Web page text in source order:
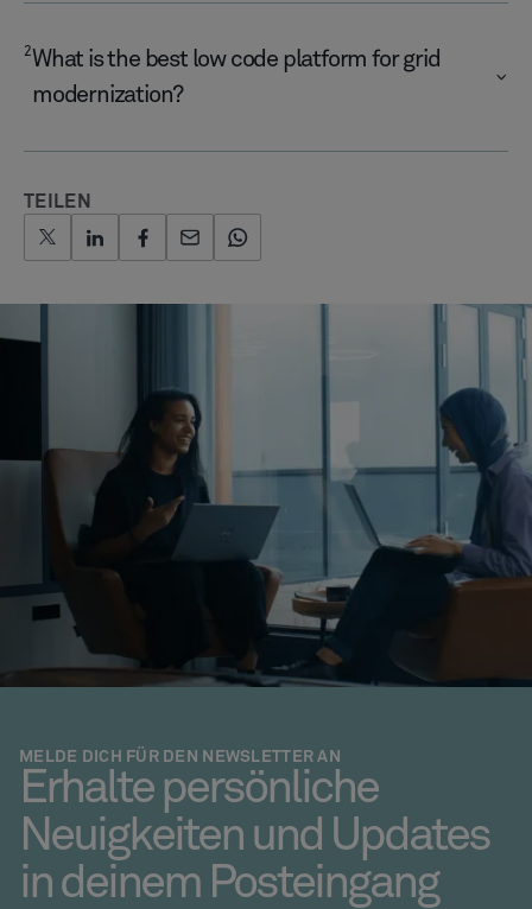
2What is the best low code platform for grid
modernization?
TEILEN
MELDE DICH FÜR DEN NEWSLETTER AN
Erhalte persönliche
Neuigkeiten und Updates
in deinem Posteingang